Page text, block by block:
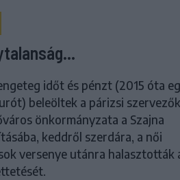
időt és pénzt (2015 óta
beleöltek a párizsi
önkormányzata a Szajna
keddről szerdára, a női
versenye utánra halasztották